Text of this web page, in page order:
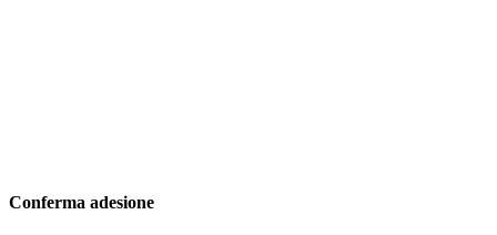
Conferma adesione